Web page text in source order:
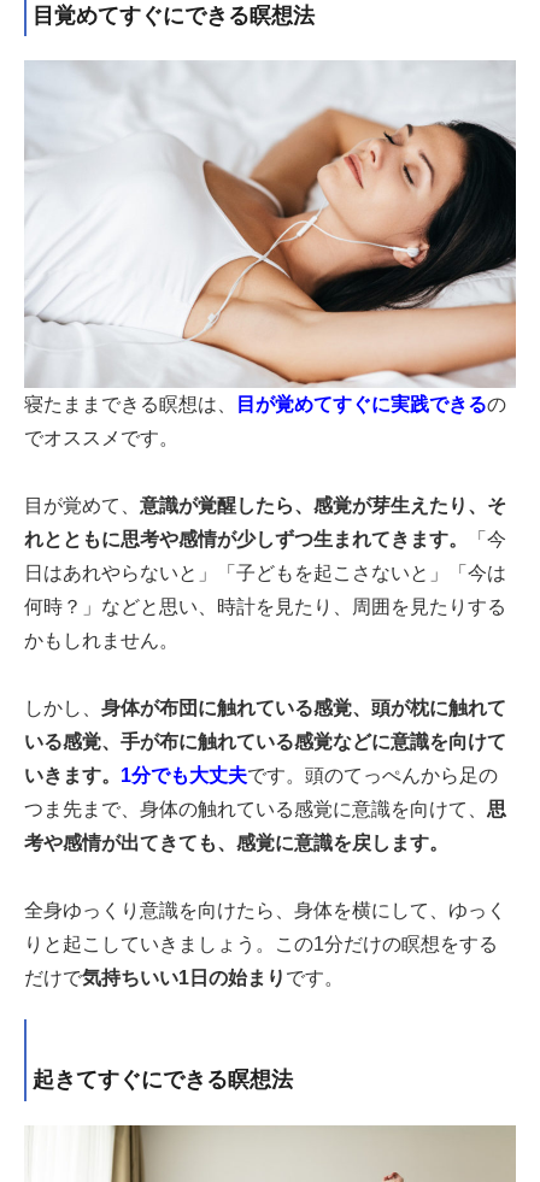
目覚めてすぐにできる瞑想法
寝たままできる瞑想は、 目が覚めてすぐに実践できるの
でオススメです。
目が覚めて、 意識が覚醒したら、感覚が芽生えたり、そ
れとともに思考や感情が少しずつ生まれてきます。
「今
日はあれやらないと」「子どもを起こさないと」「今は
何時？」などと思い、時計を見たり、周囲を見たりする
かもしれません。
しかし、 身体が布団に触れている感覚、頭が枕に触れて
いる感覚、手が布に触れている感覚などに意識を向けて
いきます。 1分でも大丈夫です。頭のてっぺんから足の
つま先まで、身体の触れている感覚に意識を向けて、 思
考や感情が出てきても、感覚に意識を戻します。
全身ゆっくり意識を向けたら、身体を横にして、ゆっく
りと起こしていきましょう。この1分だけの瞑想をする
だけで気持ちいい1日の始まり です。
起きてすぐにできる瞑想法